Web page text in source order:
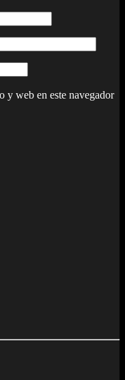
y web en este navegador